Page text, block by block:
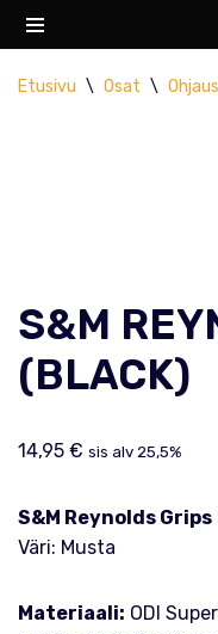
suoraan
Etusivu \ Osat \ Ohjaus
S&M
(BLACK)
14,95 € sis alv 25,5%
S&M Reynolds Grips
Väri: Musta
Materiaali: ODI